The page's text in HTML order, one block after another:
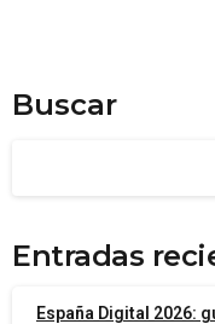
Buscar
Entradas
España Digital 2026: